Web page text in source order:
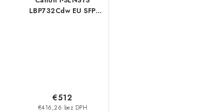
LBP732Cdw EU SFP
€416,26 bez DPH
€512